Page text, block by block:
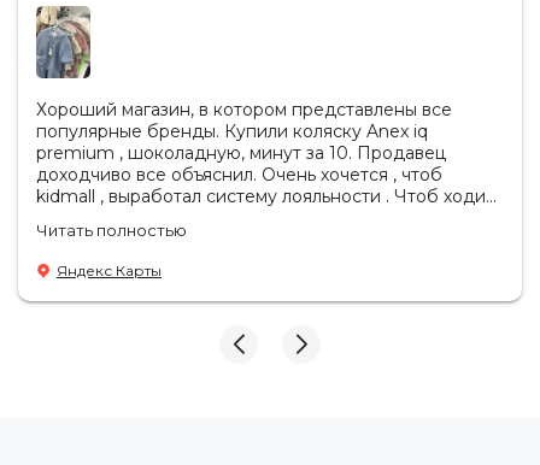
Хороший магазин, в котором представлены все
популярные бренды. Купили коляску Anex iq
premium , шоколадную, минут за 10. Продавец
доходчиво все объяснил. Очень хочется , чтоб
kidmall , выработал систему лояльности . Чтоб ходить
Читать полностью
Яндекс Карты